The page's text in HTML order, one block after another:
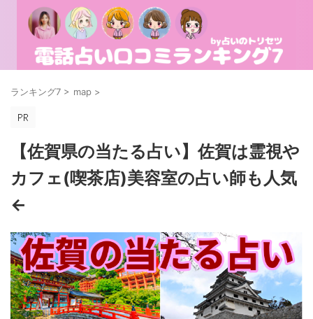
ランキング7 > map >
【佐賀県の当たる占い】佐賀は霊視や
カフェ(喫茶店)美容室の占い師も人気
←